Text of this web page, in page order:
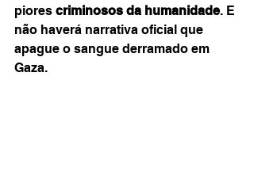
piores criminosos da humanidade. E
não haverá narrativa oficial que
apague o sangue derramado em
Gaza.